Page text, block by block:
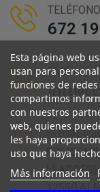
TELÉFONO
672
EMAIL
LLADRES)
12550
Esta página web
usan para
funciones de
compartimos
con nuestros
web, quienes
les haya
uso que haya
Más información